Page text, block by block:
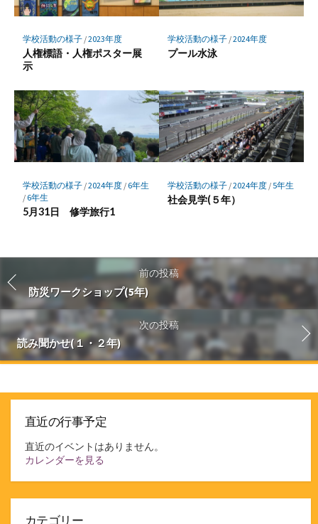
学校活動の様子/2023年度
人権標語・人権ポスター展
示
学校活動の様子/2024年度
プール水泳
学校活動の様子/2024年度/ 6年生
/ 6年生
5月31日 修学旅行1
学校活動の様子/2024年度/5年生
社会見学(５年）
前の投稿
防災ワークショップ(5年)
次の投稿
読み聞かせ(１・２年)
直近の行事予定
直近のイベントはありません。
カレンダーを見る
カテゴリー